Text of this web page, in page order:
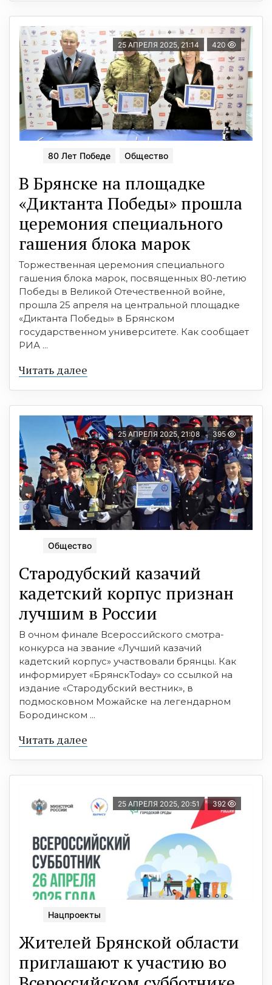
25 АПРЕЛЯ 2025, 21:14 420
80 Лет Победе Общество
В Брянске на площадке
«Диктанта Победы» прошла
церемония специального
гашения блока марок
Торжественная церемония специального
гашения блока марок, посвященных 80-летию
Победы в Великой Отечественной войне,
прошла 25 апреля на центральной площадке
«Диктанта Победы» в Брянском
государственном университете. Как сообщает
РИА ...
Читать далее
25 АПРЕЛЯ 2025, 21:08 395
Общество
Стародубский казачий
кадетский корпус признан
лучшим в России
В очном финале Всероссийского смотра-
конкурса на звание «Лучший казачий
кадетский корпус» участвовали брянцы. Как
информирует «БрянскToday» со ссылкой на
издание «Стародубский вестник», в
подмосковном Можайске на легендарном
Бородинском ...
Читать далее
25 АПРЕЛЯ 2025, 20:51 392
Нацпроекты
Жителей Брянской области
приглашают к участию во